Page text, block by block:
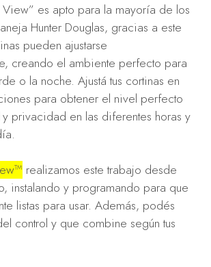
View” es apto para la mayoría de los
Hunter Douglas, gracias a este
pueden ajustarse
creando el ambiente perfecto para
o la noche. Ajustá tus cortinas en
para obtener el nivel perfecto
privacidad en las diferentes horas y
realizamos este trabajo desde
instalando y programando para que
listas para usar. Además, podés
control y que combine según tus